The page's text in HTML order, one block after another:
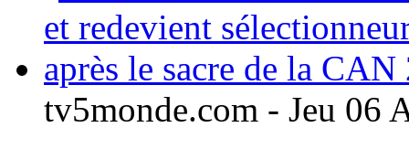
tv5monde.com - Jeu 06